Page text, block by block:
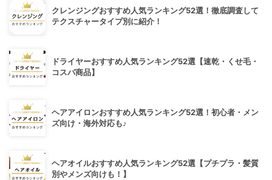
クレンジングおすすめ人気ランキング52選！徹底調査して
テクスチャータイプ別に紹介！
ドライヤーおすすめ人気ランキング52選【速乾・くせ毛・
コスパ商品】
ヘアアイロンおすすめ人気ランキング52選！初心者・メン
ズ向け・海外対応も♪
ヘアオイルおすすめ人気ランキング52選【プチプラ・髪質
別やメンズ向けも！】